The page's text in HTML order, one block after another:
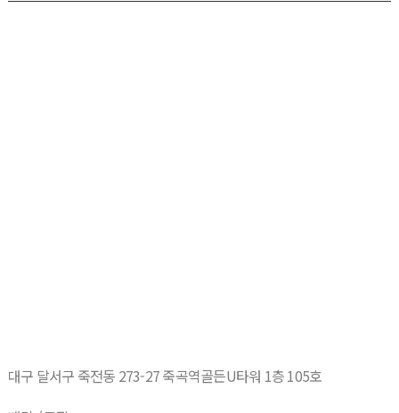
대구 달서구 죽전동 273-27 죽곡역골든U타워 1층 105호